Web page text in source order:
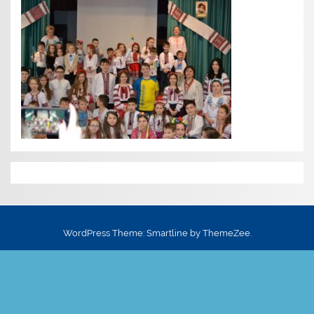
WordPress Theme: Smartline by ThemeZee.